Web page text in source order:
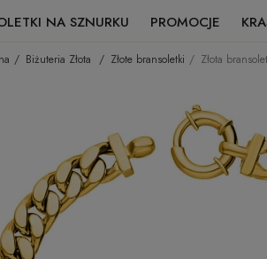
NA SZNURKU
PROMOCJE
Biżuteria Złota Złote bransoletki Złota